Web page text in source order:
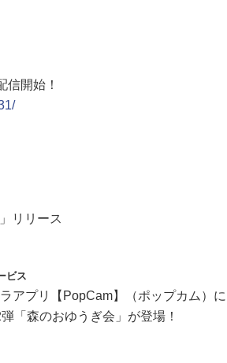
開始！
リリース
ビス
アプリ【PopCam】（ポップカム）に
「森のおゆうぎ会」が登場！